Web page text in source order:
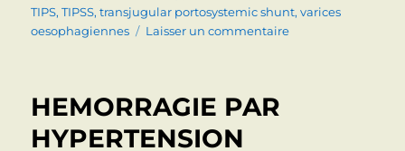
TIPS,TIPSS,transjugular portosystemic shunt,varices
oesophagiennes
Laisser un commentairesur
HEMORRAGIE PAR
HYPERTENSION